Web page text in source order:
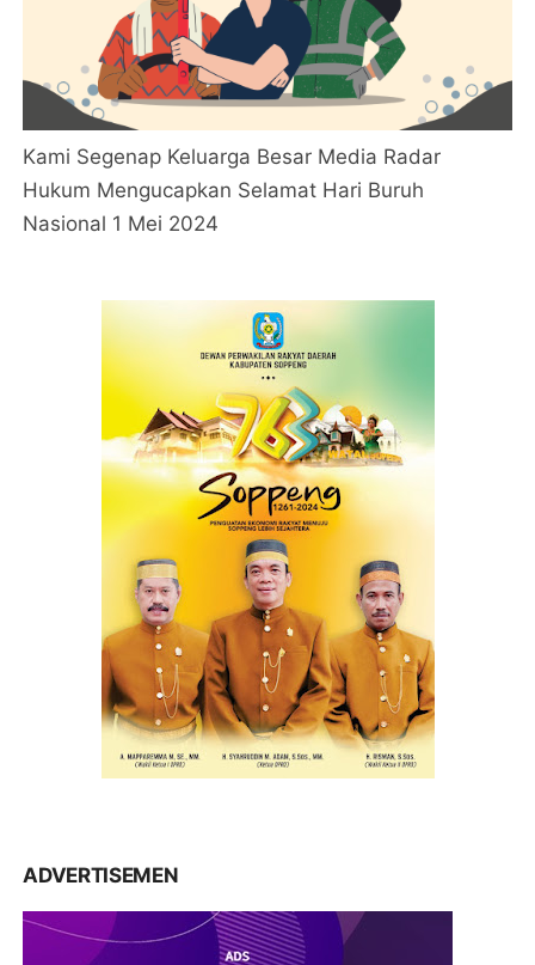
Kami Segenap Keluarga Besar Media Radar
Hukum Mengucapkan Selamat Hari Buruh
Nasional 1 Mei 2024
ADVERTISEMEN